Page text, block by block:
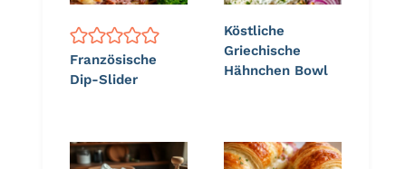
Französische
Dip-Slider
Köstliche
Griechische
Hähnchen Bowl